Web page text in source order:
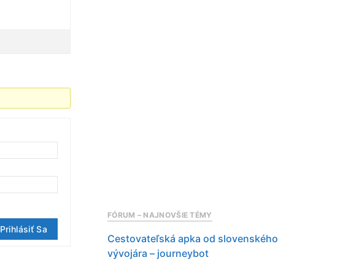
Prihlásiť Sa
FÓRUM – NAJNOVŠIE TÉMY
Cestovateľská apka od slovenského
vývojára – journeybot